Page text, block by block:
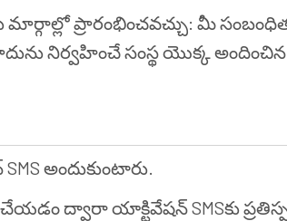
మార్గాల్లో ప్రారంభించవచ్చు: మీ
నిర్వహించే సంస్థ యొక్క అందించిన
అందుకుంటారు.
చేయడం ద్వారా యాక్టివేషన్ SMSకు